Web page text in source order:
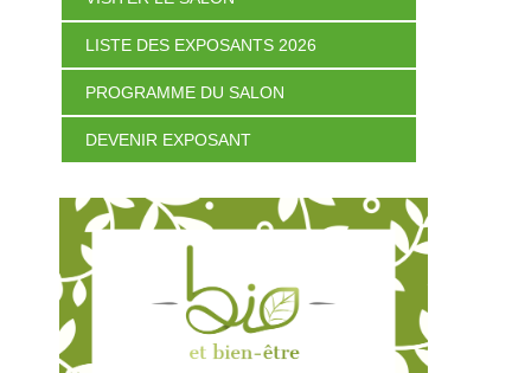
LISTE DES EXPOSANTS 2026
PROGRAMME DU SALON
DEVENIR EXPOSANT